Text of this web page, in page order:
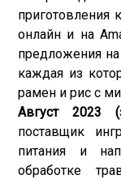
приготовления
онлайн и на
предложения
каждая из
рамен и рис с
Август 2023
поставщик
питания и
обработке